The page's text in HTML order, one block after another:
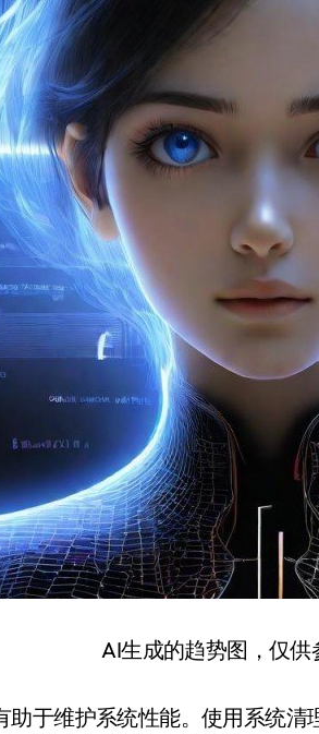
AI生成的趋势图，仅供
助于维护系统性能。使用系统